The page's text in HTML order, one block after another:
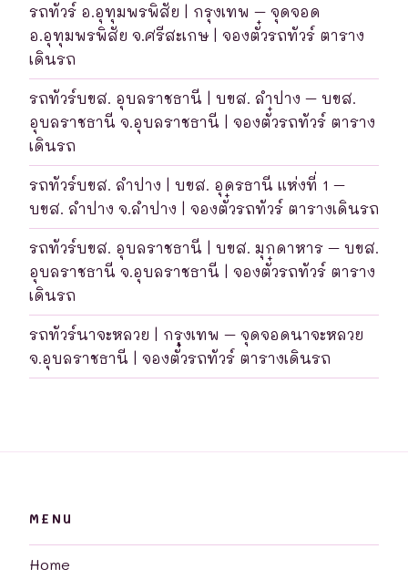
รถทัวร์ อ.อุทุมพรพิสัย | กรุงเทพ – จุดจอด
อ.อุทุมพรพิสัย จ.ศรีสะเกษ | จองตั๋วรถทัวร์ ตาราง
เดินรถ
รถทัวร์บขส. อุบลราชธานี | บขส. ลำปาง – บขส.
อุบลราชธานี จ.อุบลราชธานี | จองตั๋วรถทัวร์ ตาราง
เดินรถ
รถทัวร์บขส. ลำปาง | บขส. อุดรธานี แห่งที่ 1 –
บขส. ลำปาง จ.ลำปาง | จองตั๋วรถทัวร์ ตารางเดินรถ
รถทัวร์บขส. อุบลราชธานี | บขส. มุกดาหาร – บขส.
อุบลราชธานี จ.อุบลราชธานี | จองตั๋วรถทัวร์ ตาราง
เดินรถ
รถทัวร์นาจะหลวย | กรุงเทพ – จุดจอดนาจะหลวย
จ.อุบลราชธานี | จองตั๋วรถทัวร์ ตารางเดินรถ
MENU
Home